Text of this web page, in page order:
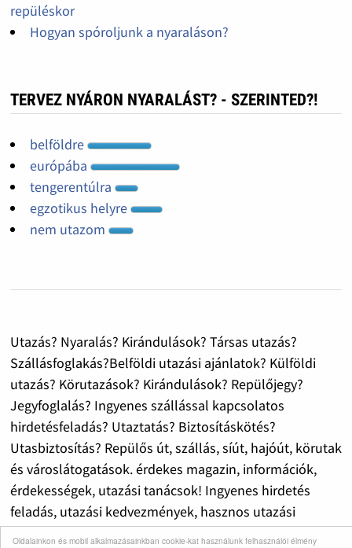
Oldalainkon és mobil alkalmazásainkban cookie-kat használunk felhasználói élmény
repüléskor
Hogyan spóroljunk a nyaraláson?
TERVEZ NYÁRON NYARALÁST? - SZERINTED?!
belföldre
európába
tengerentúlra
egzotikus helyre
nem utazom
Utazás? Nyaralás? Kirándulások? Társas utazás?
Szállásfoglakás?Belföldi utazási ajánlatok? Külföldi
utazás? Körutazások? Kirándulások? Repülőjegy?
Jegyfoglalás? Ingyenes szállással kapcsolatos
hirdetésfeladás? Utaztatás? Biztosításkötés?
Utasbiztosítás? Repülős út, szállás, síút, hajóút, körutak
és városlátogatások. érdekes magazin, információk,
érdekességek, utazási tanácsok! Ingyenes hirdetés
feladás, utazási kedvezmények, hasznos utazási
információk!